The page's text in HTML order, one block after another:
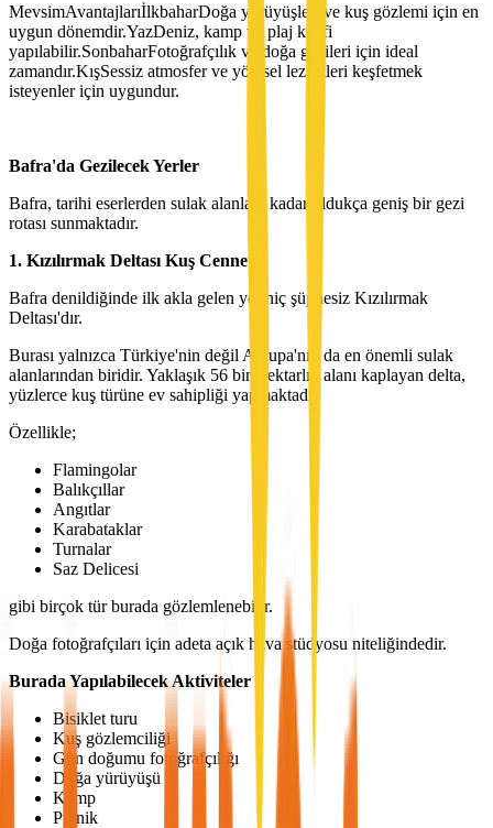
MevsimAvantajlarıİlkbaharDoğa yürüyüşleri ve kuş gözlemi için en
uygun dönemdir.YazDeniz, kamp ve plaj keyfi
yapılabilir.SonbaharFotoğrafçılık ve doğa gezileri için ideal
zamandır.KışSessiz atmosfer ve yöresel lezzetleri keşfetmek
isteyenler için uygundur.
Bafra'da Gezilecek Yerler
Bafra, tarihi eserlerden sulak alanlara kadar oldukça geniş bir gezi
rotası sunmaktadır.
1. Kızılırmak Deltası Kuş Cenneti
Bafra denildiğinde ilk akla gelen yer hiç şüphesiz Kızılırmak
Deltası'dır.
Burası yalnızca Türkiye'nin değil Avrupa'nın da en önemli sulak
alanlarından biridir. Yaklaşık 56 bin hektarlık alanı kaplayan delta,
yüzlerce kuş türüne ev sahipliği yapmaktadır.
Özellikle;
Flamingolar
Balıkçıllar
Angıtlar
Karabataklar
Turnalar
Saz Delicesi
gibi birçok tür burada gözlemlenebilir.
Doğa fotoğrafçıları için adeta açık hava stüdyosu niteliğindedir.
Burada Yapılabilecek Aktiviteler
Bisiklet turu
Kuş gözlemciliği
Gün doğumu fotoğrafçılığı
Doğa yürüyüşü
Kamp
Piknik